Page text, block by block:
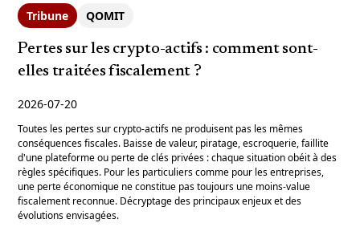
Tribune QOMIT
Pertes sur les crypto-actifs : comment sont-
elles traitées fiscalement ?
2026-07-20
Toutes les pertes sur crypto-actifs ne produisent pas les mêmes
conséquences fiscales. Baisse de valeur, piratage, escroquerie, faillite
d'une plateforme ou perte de clés privées : chaque situation obéit à des
règles spécifiques. Pour les particuliers comme pour les entreprises,
une perte économique ne constitue pas toujours une moins-value
fiscalement reconnue. Décryptage des principaux enjeux et des
évolutions envisagées.